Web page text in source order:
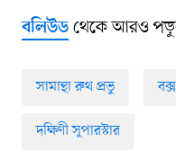
বলিউডথেকে আরও
সামান্থা রুথ প্রভু
দক্ষিণী সুপারস্টার